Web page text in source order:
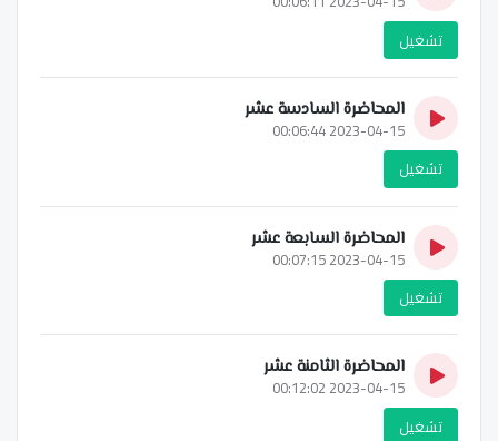
تشغيل
المحاضرة السادسة عشر
2023-04-15 00:06:44
تشغيل
المحاضرة السابعة عشر
2023-04-15 00:07:15
تشغيل
المحاضرة الثامنة عشر
2023-04-15 00:12:02
تشغيل